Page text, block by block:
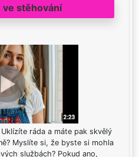
ve stěhování
Uklízíte ráda a máte pak skvělý
Myslíte si, že byste si mohla
službách? Pokud ano,